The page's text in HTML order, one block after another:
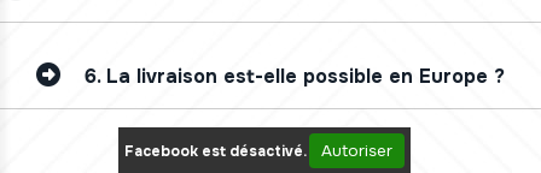
6. La livraison est-elle possible en Europe ?
Facebook est désactivé. Autoriser